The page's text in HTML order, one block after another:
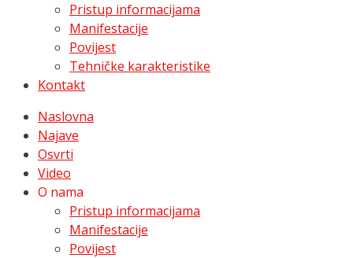
Pristup informacijama
Manifestacije
Povijest
Tehničke karakteristike
Kontakt
Naslovna
Najave
Osvrti
Video
O nama
Pristup informacijama
Manifestacije
Povijest